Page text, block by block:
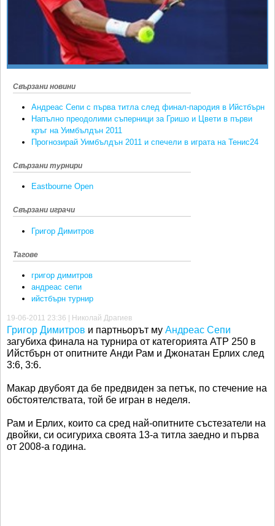
КЛУБОВЕ
ВИДЕО
ЖЪЛТО
РАКЕТНИ
Спорт&Фитнес
Любители
Свързани новини
Андреас Сепи с първа титла след финал-пародия в Ийстбърн
Напълно преодолими съперници за Гришо и Цвети в първи
кръг на Уимбълдън 2011
Прогнозирай Уимбълдън 2011 и спечели в играта на Тенис24
Свързани турнири
Eastbourne Open
Свързани играчи
Григор Димитров
Тагове
григор димитров
андреас сепи
ийстбърн турнир
19-06-2011 23:36 | Николай Драгиев
Григор Димитров и партньорът му Андреас Сепи
загубиха финала на турнира от категорията ATP 250 в
Ийстбърн от опитните Анди Рам и Джонатан Ерлих след
3:6, 3:6.
Макар двубоят да бе предвиден за петък, по стечение на
обстоятелствата, той бе игран в неделя.
Рам и Ерлих, които са сред най-опитните състезатели на
двойки, си осигуриха своята 13-а титла заедно и първа
от 2008-а година.